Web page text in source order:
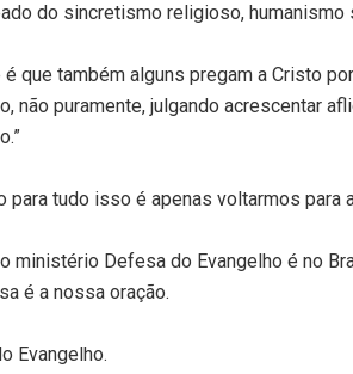
do sincretismo religioso,
é que também alguns pregam a Cristo
não puramente, julgando acrescentar
para tudo isso é apenas voltarmos
ministério Defesa do Evangelho é no
é a nossa oração.
Evangelho.